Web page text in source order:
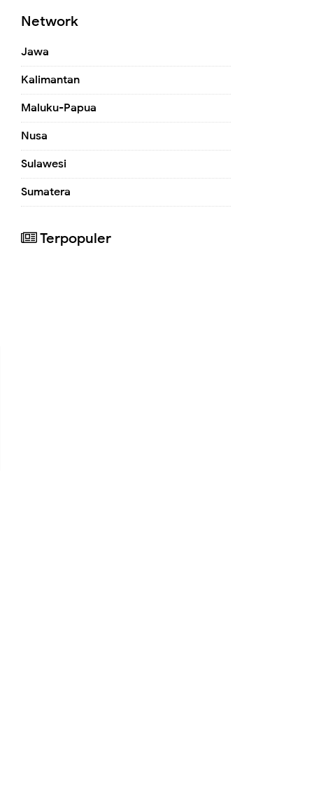
Network
Jawa
Kalimantan
Maluku-Papua
Nusa
Sulawesi
Sumatera
Terpopuler